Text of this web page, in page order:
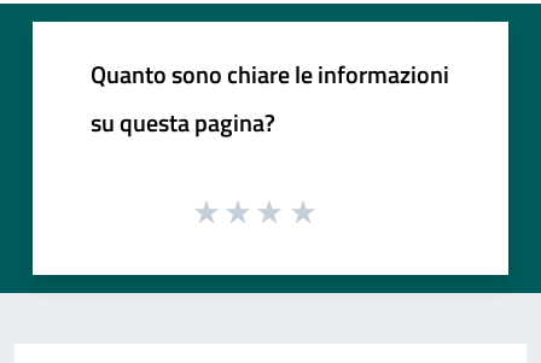
Quanto sono chiare le informazioni
su questa pagina?